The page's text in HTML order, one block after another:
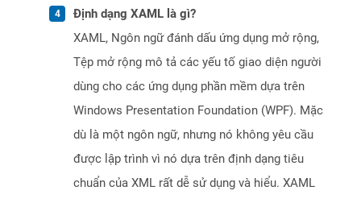
Định dạng XAML là gì?
XAML, Ngôn ngữ đánh dấu ứng dụng mở rộng,
Tệp mở rộng mô tả các yếu tố giao diện người
dùng cho các ứng dụng phần mềm dựa trên
Windows Presentation Foundation (WPF). Mặc
dù là một ngôn ngữ, nhưng nó không yêu cầu
được lập trình vì nó dựa trên định dạng tiêu
chuẩn của XML rất dễ sử dụng và hiểu. XAML